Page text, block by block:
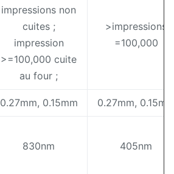
impressions non
cuites ;
impression
>=100,000 cuite
au four ;
>impressions
=100,000
0.27mm, 0.15mm 0.27mm,
830nm 405nm